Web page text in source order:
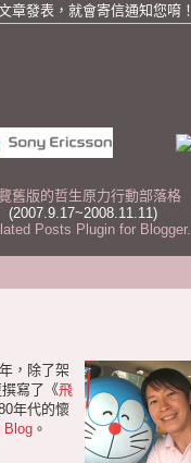
章發表，就會寄信通知您唷！
舊版的哲生原力行動部落格
(2007.9.17~2008.11.11)
，除了架
寫了《飛
年代的懷
Blog 。